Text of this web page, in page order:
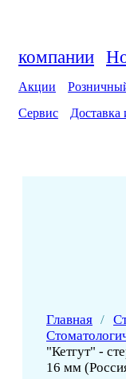
компании
Акции
Сервис
Доставка
Главная /
"Кетгут" -
16 мм